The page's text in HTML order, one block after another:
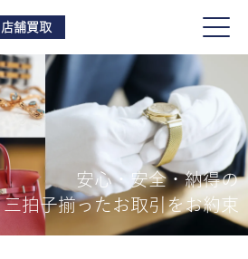
店舗買取
買取品目
店舗一覧
安心・安全・納得の
三拍子揃ったお取引をお約束